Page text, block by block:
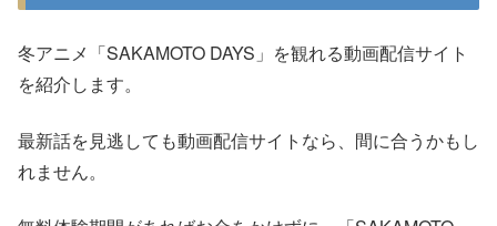
冬アニメ「SAKAMOTO DAYS」を観れる動画配信サイト
を紹介します。
最新話を見逃しても動画配信サイトなら、間に合うかもし
れません。